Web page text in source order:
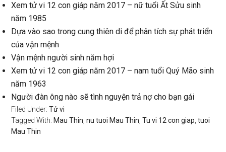
Xem tử vi 12 con giáp năm 2017 – nữ tuổi Ất Sửu sinh
năm 1985
Dựa vào sao trong cung thiên di để phân tích sự phát triển
của vận mệnh
Vận mệnh người sinh năm hợi
Xem tử vi 12 con giáp năm 2017 – nam tuổi Quý Mão sinh
năm 1963
Người đàn ông nào sẽ tình nguyện trả nợ cho bạn gái
Filed Under:Tử vi
Tagged With: Mau Thin ,nu tuoi Mau Thin ,Tu vi 12 con giap ,tuoi
Mau Thin